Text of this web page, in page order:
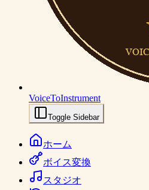
VoiceToInstrument
Toggle Sidebar
ホーム
ボイス変換
スタジオ